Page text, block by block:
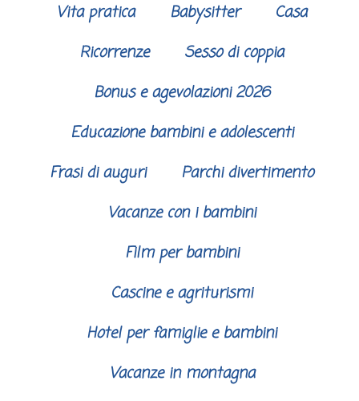
Vita pratica
Babysitter
Casa
Ricorrenze
Sesso di coppia
Bonus e agevolazioni 2026
Educazione bambini e adolescenti
Frasi di auguri
Parchi divertimento
Vacanze con i bambini
Film per bambini
Cascine e agriturismi
Hotel per famiglie e bambini
Vacanze in montagna